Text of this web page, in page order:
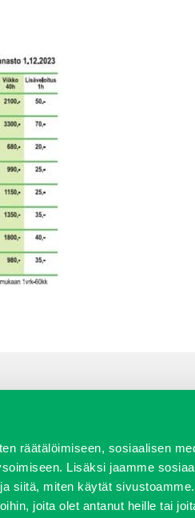
räätälöimiseen, sosiaalisen
Lisäksi jaamme
siitä, miten käytät sivustoamme.
joita olet antanut heille tai
JT Vuokrakone